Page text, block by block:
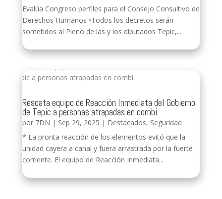
Evalúa Congreso perfiles para el Consejo Consultivo de
Derechos Humanos •Todos los decretos serán
sometidos al Pleno de las y los diputados Tepic,...
Rescata equipo de Reacción Inmediata del Gobierno
de Tepic a personas atrapadas en combi
por 7DN | Sep 29, 2025 | Destacados, Seguridad
* La pronta reacción de los elementos evitó que la
unidad cayera a canal y fuera arrastrada por la fuerte
corriente. El equipo de Reacción Inmediata...